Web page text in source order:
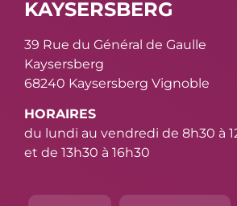
KAYSERSBERG
39 Rue du Général de Gaulle
Kaysersberg
68240 Kaysersberg Vignoble
HORAIRES
du lundi au vendredi de 8h30 à
et de 13h30 à 16h30